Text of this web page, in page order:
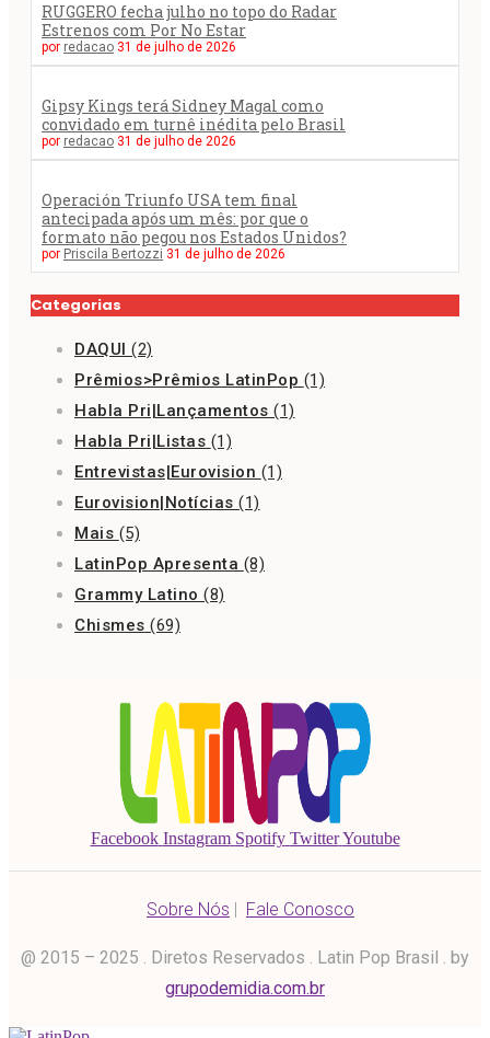
RUGGERO fecha julho no topo do Radar
Estrenos com Por No Estar
por redacao 31 de julho de 2026
Gipsy Kings terá Sidney Magal como
convidado em turnê inédita pelo Brasil
por redacao 31 de julho de 2026
Operación Triunfo USA tem final
antecipada após um mês: por que o
formato não pegou nos Estados Unidos?
por Priscila Bertozzi 31 de julho de 2026
Categorias
DAQUI (2)
Prêmios>Prêmios LatinPop (1)
Habla Pri|Lançamentos (1)
Habla Pri|Listas (1)
Entrevistas|Eurovision (1)
Eurovision|Notícias (1)
Mais (5)
LatinPop Apresenta (8)
Grammy Latino (8)
Chismes (69)
Facebook Instagram Spotify Twitter Youtube
Sobre Nós | Fale Conosco
@ 2015 – 2025 . Diretos Reservados . Latin Pop Brasil . by
grupodemidia.com.br